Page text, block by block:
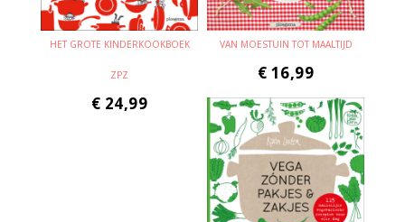
HET GROTE KINDERKOOKBOEK
ZPZ
€ 24,99
VAN MOESTUIN TOT MAALTIJD
€ 16,99